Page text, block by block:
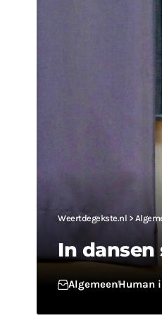
Weertdegekste.nl >
In dansen
AlgemeenHuman